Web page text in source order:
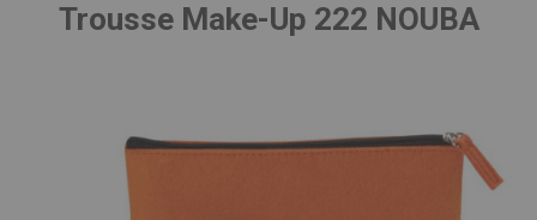
Trousse Make-Up 222 NOUBA